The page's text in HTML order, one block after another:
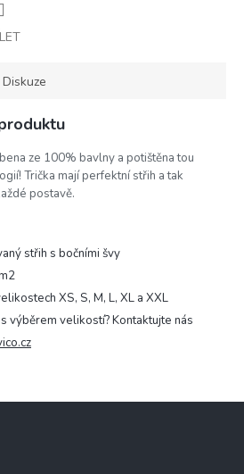
Diskuze
ze 100% bavlny a potištěna tou
Trička mají perfektní střih a tak
postavě.
střih s bočními švy
XS, S, M, L, XL a XXL
výběrem velikostí? Kontaktujte nás